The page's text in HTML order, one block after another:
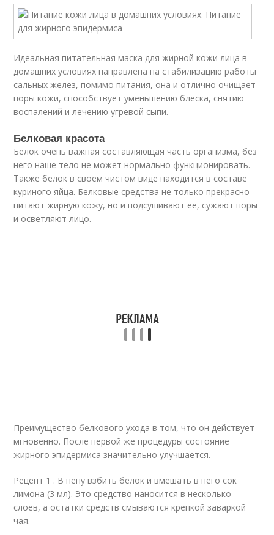
Идеальная питательная маска для жирной кожи лица в
домашних условиях направлена на стабилизацию работы
сальных желез, помимо питания, она и отлично очищает
поры кожи, способствует уменьшению блеска, снятию
воспалений и лечению угревой сыпи.
Белковая красота
Белок очень важная составляющая часть организма, без
него наше тело не может нормально функционировать.
Также белок в своем чистом виде находится в составе
куриного яйца. Белковые средства не только прекрасно
питают жирную кожу, но и подсушивают ее, сужают поры
и осветляют лицо.
Преимущество белкового ухода в том, что он действует
мгновенно. После первой же процедуры состояние
жирного эпидермиса значительно улучшается.
Рецепт 1 . В пену взбить белок и вмешать в него сок
лимона (3 мл). Это средство наносится в несколько
слоев, а остатки средств смываются крепкой заваркой
чая.